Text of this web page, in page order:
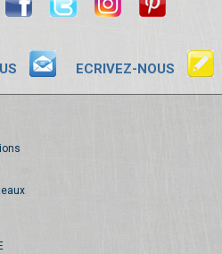
ECRIVEZ-NOUS